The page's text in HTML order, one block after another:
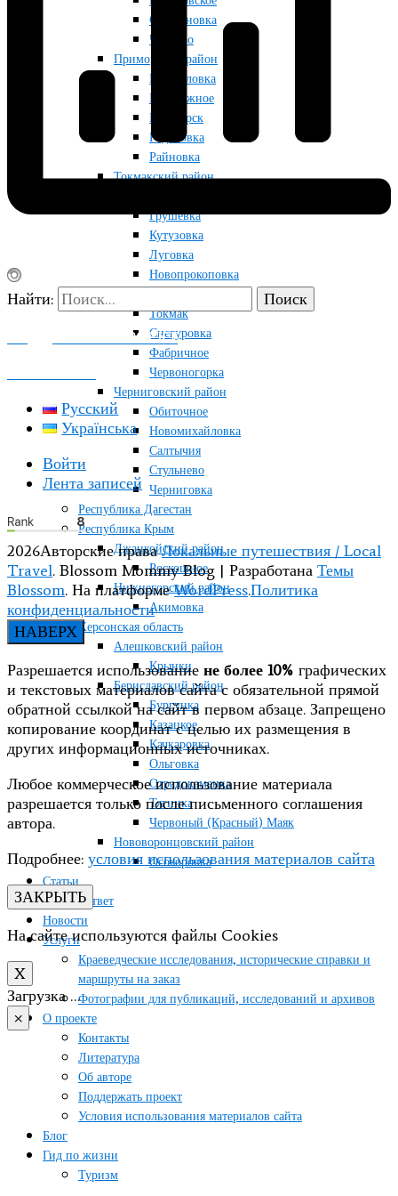
Строгановка
Чкалово
Приморский район
Мануйловка
Набережное
Приморск
Радоловка
Райновка
Токмакский район
Грушевка
Кутузовка
Луговка
Новопрокоповка
Токмак
Снегуровка
Фабричное
Червоногорка
Черниговский район
Обиточное
Новомихайловка
Салтычия
Стульнево
Черниговка
Республика Дагестан
Республика Крым
Джанкойский район
Роскошное
Нижнегорский район
Акимовка
Херсонская область
Алешковский район
Крынки
Бериславский район
Бургунка
Казацкое
Качкаровка
Ольговка
Отрадокаменка
Тягинка
Червоный (Красный) Маяк
Нововоронцовский район
Осокоровка
Статьи
Вопрос/ответ
Новости
Услуги
Краеведческие исследования, исторические справки и
маршруты на заказ
Фотографии для публикаций, исследований и архивов
О проекте
Контакты
Литература
Об авторе
Поддержать проект
Условия использования материалов сайта
Блог
Гид по жизни
Туризм
Найти:
ПОДДЕРЖАТЬ ПРОЕКТ
Русский
Українська
Войти
Лента записей
2026Авторские праваЛокальные путешествия / Local
Travel. Blossom Mommy Blog | Разработана Темы
Blossom. На платформеWordPress.Политика
конфиденциальности
НАВЕРХ
Разрешается использование не более 10% графических
и текстовых материалов сайта с обязательной прямой
обратной ссылкой на сайт в первом абзаце. Запрещено
копирование координат с целью их размещения в
других информационных источниках.
Любое коммерческое использование материала
разрешается только после письменного соглашения
автора.
Подробнее: условия использования материалов сайта
ЗАКРЫТЬ
На сайте используются файлы Cookies
X
Загрузка …
×